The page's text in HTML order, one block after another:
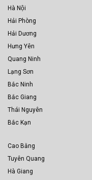
Hà Nội
Hải Phòng
Hải Dương
Hưng Yên
Quang Ninh
Lạng Sơn
Bắc Ninh
Bắc Giang
Thái Nguyên
Bắc Kạn
Cao Bằng
Tuyên Quang
Hà Giang